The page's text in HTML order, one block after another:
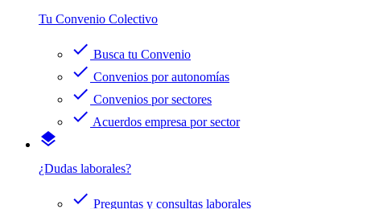
Tu Convenio Colectivo
check Busca tu Convenio
check Convenios por autonomías
check Convenios por sectores
check Acuerdos empresa por sector
layers
¿Dudas laborales?
check Preguntas y consultas laborales